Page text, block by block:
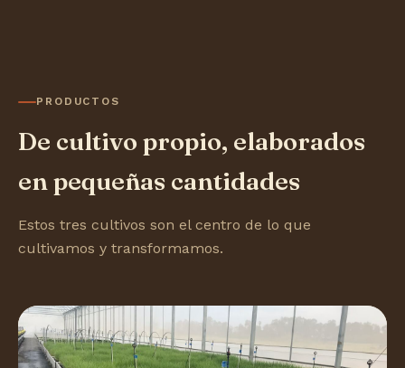
PRODUCTOS
De cultivo propio, elaborados
en pequeñas cantidades
Estos tres cultivos son el centro de lo que
cultivamos y transformamos.